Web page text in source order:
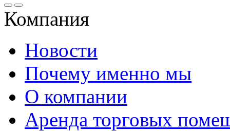
Компания
Новости
Почему именно мы
О компании
Аренда торговых